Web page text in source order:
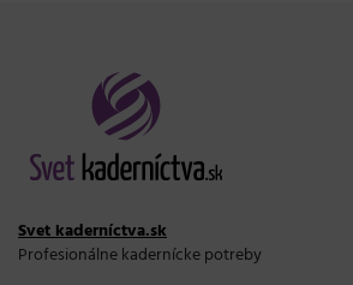
Svet kaderníctva.sk
Profesionálne kadernícke potreby